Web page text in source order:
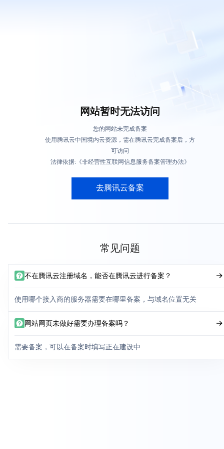
网站暂时无法访问
您的网站未完成备案
使用腾讯云中国境内云资源，需在腾讯云完成备案后，方
可访问
法律依据:《非经营性互联网信息服务备案管理办法》
去腾讯云备案
常见问题
不在腾讯云注册域名，能否在腾讯云进行备案？
使用哪个接入商的服务器需要在哪里备案，与域名位置无关
网站网页未做好需要办理备案吗？
需要备案，可以在备案时填写正在建设中